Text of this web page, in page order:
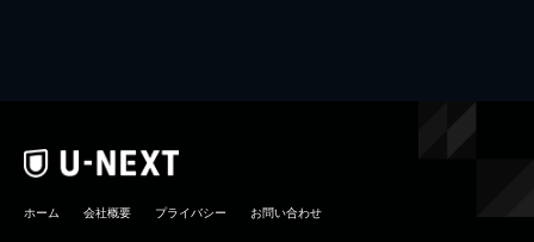
ホーム 会社概要 プライバシー お問い合わせ